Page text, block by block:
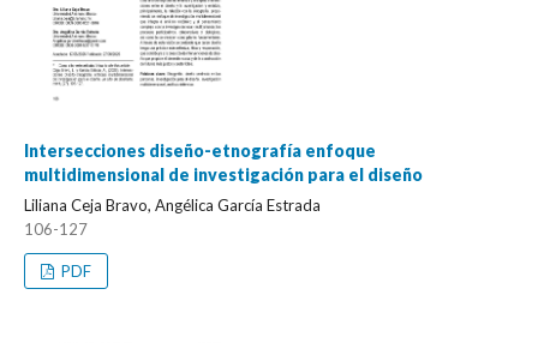
Intersecciones diseño-etnografía enfoque
multidimensional de investigación para el diseño
Liliana Ceja Bravo, Angélica García Estrada
106-127
PDF